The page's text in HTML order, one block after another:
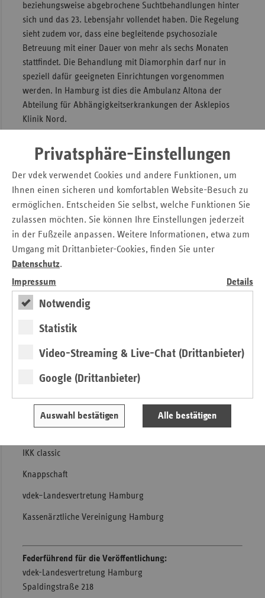
Privatsphäre-Einstellungen
Der vdek verwendet Cookies und andere Funktionen, um
Ihnen einen sicheren und komfortablen Website-Besuch zu
ermöglichen. Entscheiden Sie selbst, welche Funktionen Sie
zulassen möchten. Sie können Ihre Einstellungen jederzeit
in der Fußzeile anpassen. Weitere Informationen, etwa zum
Umgang mit Drittanbieter-Cookies, finden Sie unter
Datenschutz.
Impressum
Details
Notwendig
Statistik
Video-Streaming & Live-Chat (Drittanbieter)
Google (Drittanbieter)
Auswahl bestätigen Alle bestätigen
beziehungsweise abgebrochene Suchtbehandlungen hinter
sich und das 23. Lebensjahr vollendet haben. Die Regelung
sieht zudem vor, dass eine begleitende psychosoziale
Betreuung mit einer Dauer von mehr als sechs Monaten
stattfindet. Die Behandlung mit Diamorphin darf nur in
speziell dafür geeigneten Einrichtungen vorgenommen
werden. In Hamburg ist dies die Ambulanz Altona der
Abteilung für Abhängigkeitserkrankungen der Asklepios
Klinik Nord.
Ansprechpartnerinnen und Ansprechpartner:
BKK-Landesverband NORDWEST: Thomas Fritsch, 040 25 15
05 258, presse@bkk-nord.de
IKK classic: Michael Förstermann, 040 54 00 33 45,
michael.foerstermann@ikk-classic.de
Knappschaft: Holger Siegmann, 040 303885401,
holger.siegmann@kbs.de
vdek–Landesvertretung Hamburg: Kathrin Herbst, 040 41 32
Kassenärztliche Vereinigung Hamburg: Barbara
Heidenreich, 040 22 80 25 34, barbara.heidenreich@kvhh.de
AOK Rheinland/Hamburg – Die Gesundheitskasse
IKK classic
Knappschaft
vdek–Landesvertretung Hamburg
Kassenärztliche Vereinigung Hamburg
Federführend für die Veröffentlichung:
vdek-Landesvertretung Hamburg
Spaldingstraße 218